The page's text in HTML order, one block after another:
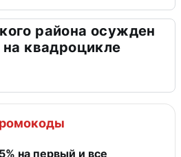
района осужден
квадроцикле
на первый и все